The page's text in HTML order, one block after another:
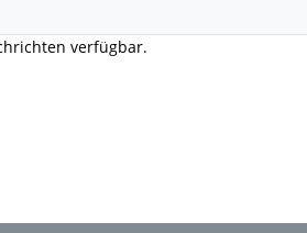
verfügbar.